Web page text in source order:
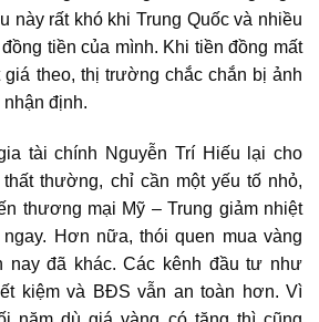
này rất khó khi Trung Quốc và nhiều
tiền của mình. Khi tiền đồng mất
theo, thị trường chắc chắn bị ảnh
định.
tài chính Nguyễn Trí Hiếu lại cho
thường, chỉ cần một yếu tố nhỏ,
thương mại Mỹ – Trung giảm nhiệt
Hơn nữa, thói quen mua vàng
nay đã khác. Các kênh đầu tư như
kiệm và BĐS vẫn an toàn hơn. Vì